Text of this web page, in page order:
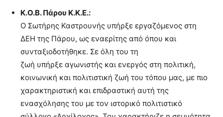
K.O.B. Πάρου Κ.Κ.Ε.:
Ο Σωτήρης Καστρουνής υπήρξε εργαζόμενος στη
ΔΕΗ της Πάρου, ως εναερίτης από όπου και
συνταξιοδοτήθηκε. Σε όλη του τη
ζωή υπήρξε αγωνιστής και ενεργός στη πολιτική,
κοινωνική και πολιτιστική ζωή του τόπου μας, με πιο
χαρακτηριστική και επιδραστική αυτή της
ενασχόλησης του με τον ιστορικό πολιτιστικό